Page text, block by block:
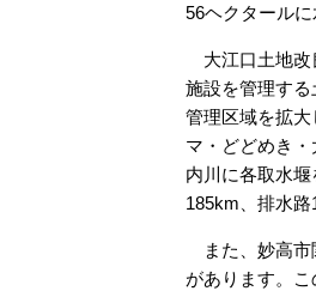
56ヘクタール
大江口土地改
施設を管理す
管理区域を拡
マ・どどめき
内川に各取水
185km、排水路
また、妙高市
があります。